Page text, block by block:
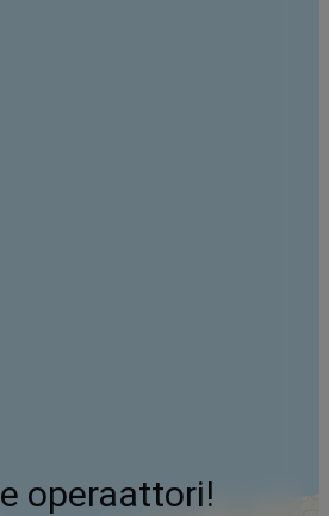
operaattori!